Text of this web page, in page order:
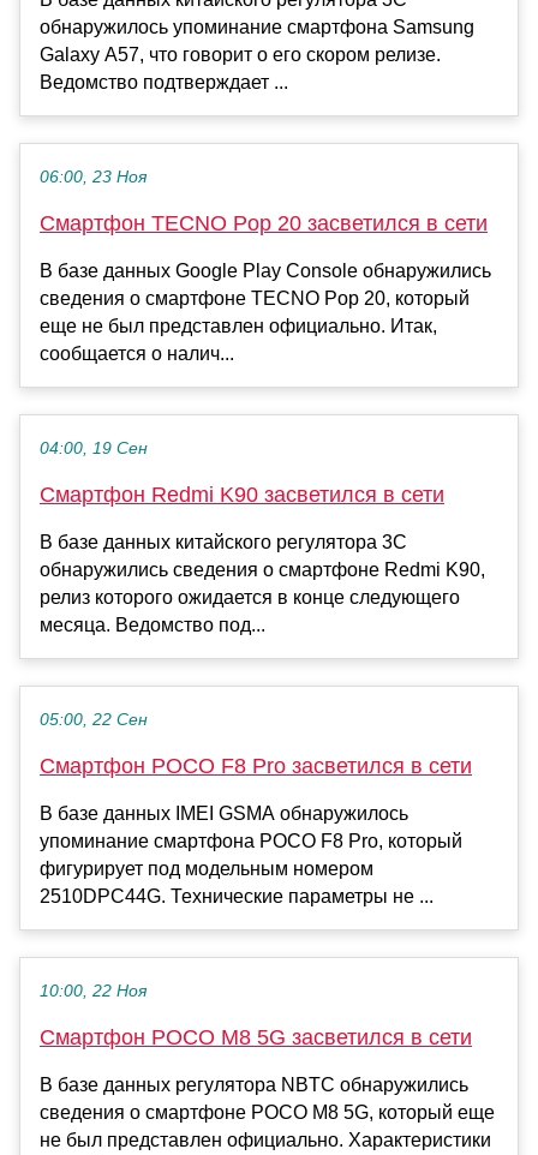
обнаружилось упоминание смартфона Samsung
Galaxy A57, что говорит о его скором релизе.
Ведомство подтверждает ...
06:00, 23 Ноя
Смартфон TECNO Pop 20 засветился в сети
В базе данных Google Play Console обнаружились
сведения о смартфоне TECNO Pop 20, который
еще не был представлен официально. Итак,
сообщается о налич...
04:00, 19 Сен
Смартфон Redmi K90 засветился в сети
В базе данных китайского регулятора 3C
обнаружились сведения о смартфоне Redmi K90,
релиз которого ожидается в конце следующего
месяца. Ведомство под...
05:00, 22 Сен
Смартфон POCO F8 Pro засветился в сети
В базе данных IMEI GSMA обнаружилось
упоминание смартфона POCO F8 Pro, который
фигурирует под модельным номером
2510DPC44G. Технические параметры не ...
10:00, 22 Ноя
Смартфон POCO M8 5G засветился в сети
В базе данных регулятора NBTC обнаружились
сведения о смартфоне POCO M8 5G, который еще
не был представлен официально. Характеристики